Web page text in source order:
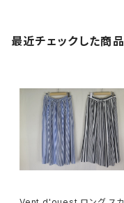
最近チェックした商品